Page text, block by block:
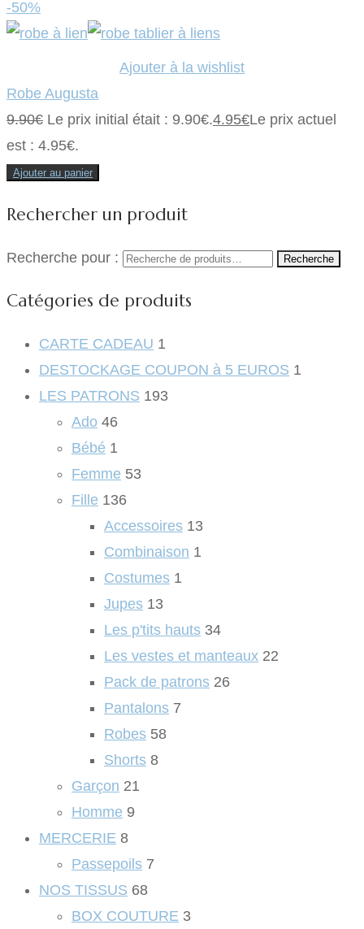
-50%
Ajouter à la wishlist
Robe Augusta
9.90€ Le prix initial était : 9.90€.4.95€Le prix actuel
est : 4.95€.
Ajouter au panier
Rechercher un produit
Recherche pour : Recherche
Catégories de produits
CARTE CADEAU 1
DESTOCKAGE COUPON à 5 EUROS 1
LES PATRONS 193
Ado 46
Bébé 1
Femme 53
Fille 136
Accessoires 13
Combinaison 1
Costumes 1
Jupes 13
Les p'tits hauts 34
Les vestes et manteaux 22
Pack de patrons 26
Pantalons 7
Robes 58
Shorts 8
Garçon 21
Homme 9
MERCERIE 8
Passepoils 7
NOS TISSUS 68
BOX COUTURE 3